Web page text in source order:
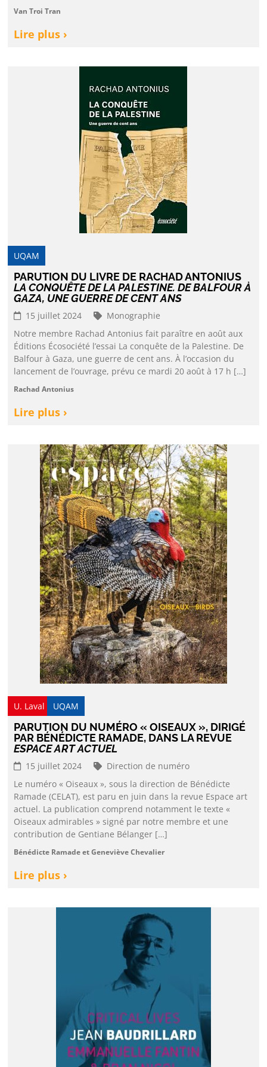
Van Troi Tran
Lire plus ›
UQAM
PARUTION DU LIVRE DE RACHAD ANTONIUS
LA CONQUÊTE DE LA PALESTINE. DE BALFOUR À
GAZA, UNE GUERRE DE CENT ANS
15 juillet 2024
Monographie
Notre membre Rachad Antonius fait paraître en août aux
Éditions Écosociété l’essai La conquête de la Palestine. De
Balfour à Gaza, une guerre de cent ans. À l’occasion du
lancement de l’ouvrage, prévu ce mardi 20 août à 17 h […]
Rachad Antonius
Lire plus ›
U. Laval UQAM
PARUTION DU NUMÉRO « OISEAUX », DIRIGÉ
PAR BÉNÉDICTE RAMADE, DANS LA REVUE
ESPACE ART ACTUEL
15 juillet 2024
Direction de numéro
Le numéro « Oiseaux », sous la direction de Bénédicte
Ramade (CELAT), est paru en juin dans la revue Espace art
actuel. La publication comprend notamment le texte «
Oiseaux admirables » signé par notre membre et une
contribution de Gentiane Bélanger […]
Bénédicte Ramade et Geneviève Chevalier
Lire plus ›